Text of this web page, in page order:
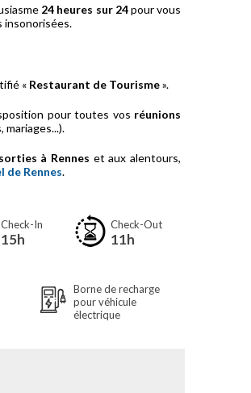
24 heures sur 24pour vous
insonorisées.
« Restaurant de Tourisme».
pour toutes vos réunions
mariages...).
à Rennes et aux alentours,
de Rennes.
Check-In
15h
Check-Out
11h
Borne de recharge
pour véhicule
électrique